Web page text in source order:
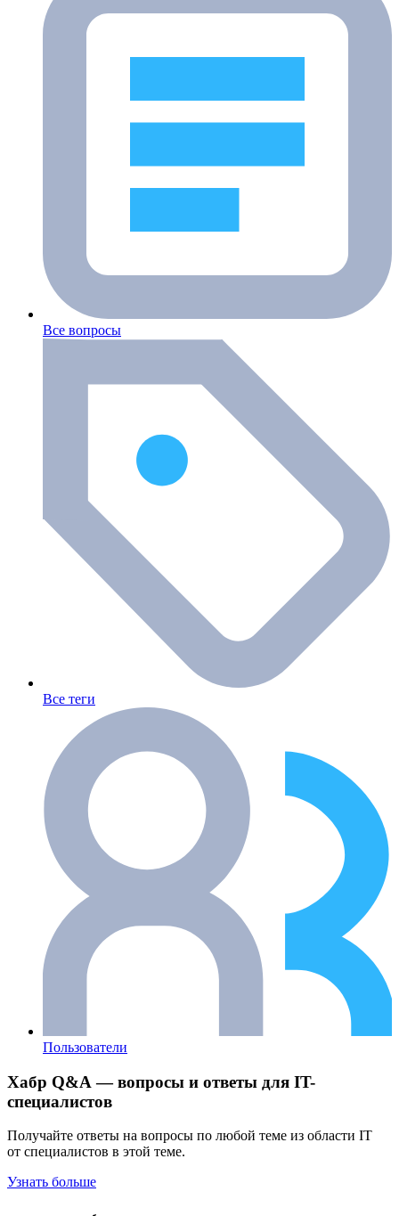
Все вопросы
Все теги
Пользователи
Хабр Q&A — вопросы и ответы для IT-
специалистов
Получайте ответы на вопросы по любой теме из области IT
от специалистов в этой теме.
Узнать больше